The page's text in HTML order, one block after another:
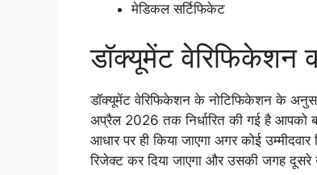
मेडिकल सर्टिफिकेट
डॉक्यूमेंट वेरिफिकेशन
डॉक्यूमेंट वेरिफिकेशन के नोटिफिकेशन के
अप्रैल 2026 तक निर्धारित की गई है आपको
आधार पर ही किया जाएगा अगर कोई
रिजेक्ट कर दिया जाएगा और उसकी जगह दूसरे